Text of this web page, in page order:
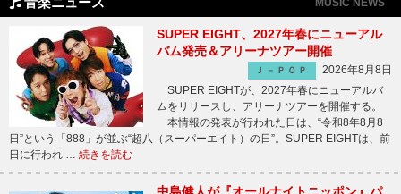
SUPER EIGHT、2027年春にニューアル
バム発売＆アリーナツアー開催
Ｊ－ＰＯＰ
2026年8月8日
SUPER EIGHTが、2027年春にニューアルバ
ムをリリースし、アリーナツアーを開催する。
本情報の発表が行われた日は、“令和8年8月8
日”という「888」が並ぶ“超八（スーパーエイト）の日”。SUPER EIGHTは、前
日に行われ … 続きを読む